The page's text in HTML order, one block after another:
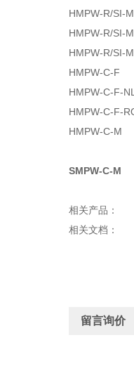
HMPW-R/SI-M
HMPW-R/SI-
HMPW-R/SI-
HMPW-C-F
HMPW-C-F-
HMPW-C-F-
HMPW-C-M
SMPW-C-M
相关产品：
相关文档：
留言询价